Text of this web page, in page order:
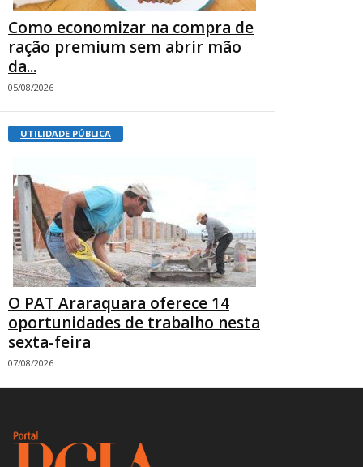
Como economizar na compra de
ração premium sem abrir mão
da...
05/08/2026
UTILIDADE PÚBLICA
O PAT Araraquara oferece 14
oportunidades de trabalho nesta
sexta-feira
07/08/2026